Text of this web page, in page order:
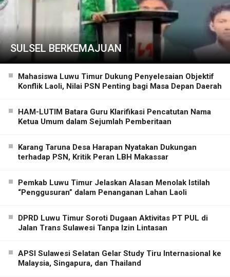
SULSEL BERKEMAJUAN
Mahasiswa Luwu Timur Dukung Penyelesaian Objektif
Konflik Laoli, Nilai PSN Penting bagi Masa Depan Daerah
HAM-LUTIM Batara Guru Klarifikasi Pencatutan Nama
Ketua Umum dalam Sejumlah Pemberitaan
Karang Taruna Desa Harapan Nyatakan Dukungan
terhadap PSN, Kritik Peran LBH Makassar
Pemkab Luwu Timur Jelaskan Alasan Menolak Istilah
“Penggusuran” dalam Penanganan Lahan Laoli
DPRD Luwu Timur Soroti Dugaan Aktivitas PT PUL di
Jalan Trans Sulawesi Tanpa Izin Lintasan
APSI Sulawesi Selatan Gelar Study Tiru Internasional ke
Malaysia, Singapura, dan Thailand